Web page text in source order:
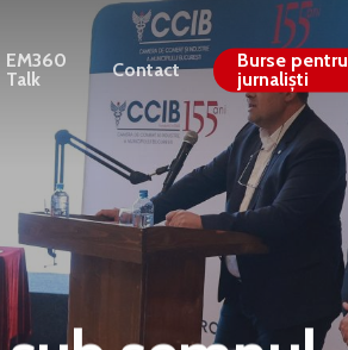
EM360
Talk
Contact
Burse pentru
jurnaliști